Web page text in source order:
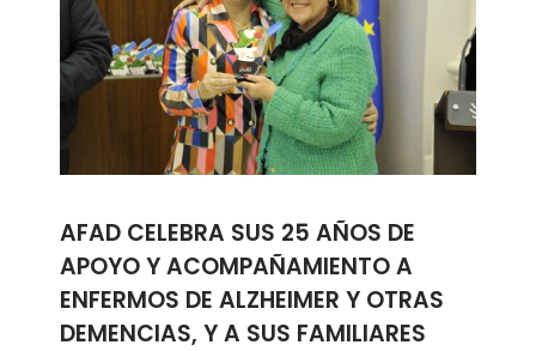
AFAD CELEBRA SUS 25 AÑOS DE
APOYO Y ACOMPAÑAMIENTO A
ENFERMOS DE ALZHEIMER Y OTRAS
DEMENCIAS, Y A SUS FAMILIARES